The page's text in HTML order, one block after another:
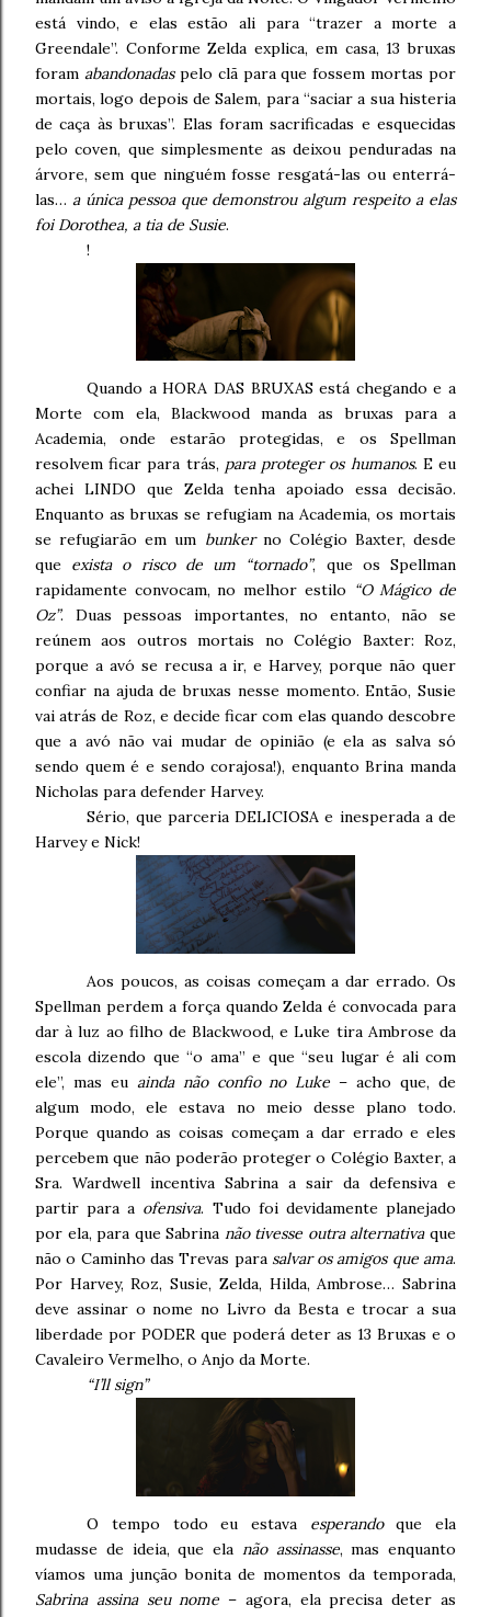
está vindo, e elas estão ali para “trazer a morte a
Greendale”. Conforme Zelda explica, em casa, 13 bruxas
foram abandonadaspelo clã para que fossem mortas por
mortais, logo depois de Salem, para “saciar a sua histeria
de caça às bruxas”. Elas foram sacrificadas e esquecidas
pelo coven, que simplesmente as deixou penduradas na
árvore, sem que ninguém fosse resgatá-las ou enterrá-
las… a única pessoa que demonstrou algum respeito a elas
foi Dorothea, a tia de Susie.
!
Quando a HORA DAS BRUXAS está chegando e a
Morte com ela, Blackwood manda as bruxas para a
Academia, onde estarão protegidas, e os Spellman
resolvem ficar para trás, para proteger os humanos. E eu
achei LINDO que Zelda tenha apoiado essa decisão.
Enquanto as bruxas se refugiam na Academia, os mortais
se refugiarão em um bunkerno Colégio Baxter, desde
que exista o risco de um “tornado”, que os Spellman
rapidamente convocam, no melhor estilo “O Mágico de
Oz”. Duas pessoas importantes, no entanto, não se
reúnem aos outros mortais no Colégio Baxter: Roz,
porque a avó se recusa a ir, e Harvey, porque não quer
confiar na ajuda de bruxas nesse momento. Então, Susie
vai atrás de Roz, e decide ficar com elas quando descobre
que a avó não vai mudar de opinião (e ela as salva só
sendo quem é e sendo corajosa!), enquanto Brina manda
Nicholas para defender Harvey.
Sério, que parceria DELICIOSA e inesperada a de
Harvey e Nick!
Aos poucos, as coisas começam a dar errado. Os
Spellman perdem a força quando Zelda é convocada para
dar à luz ao filho de Blackwood, e Luke tira Ambrose da
escola dizendo que “o ama” e que “seu lugar é ali com
ele”, mas eu ainda não confio no Luke – acho que, de
algum modo, ele estava no meio desse plano todo.
Porque quando as coisas começam a dar errado e eles
percebem que não poderão proteger o Colégio Baxter, a
Sra. Wardwell incentiva Sabrina a sair da defensiva e
partir para a ofensiva. Tudo foi devidamente planejado
por ela, para que Sabrina não tivesse outra alternativaque
não o Caminho das Trevas para salvar os amigos que ama.
Por Harvey, Roz, Susie, Zelda, Hilda, Ambrose… Sabrina
deve assinar o nome no Livro da Besta e trocar a sua
liberdade por PODER que poderá deter as 13 Bruxas e o
Cavaleiro Vermelho, o Anjo da Morte.
“I’ll sign”
O tempo todo eu estava esperandoque ela
mudasse de ideia, que ela não assinasse, mas enquanto
víamos uma junção bonita de momentos da temporada,
Sabrina assina seu nome – agora, ela precisa deter as